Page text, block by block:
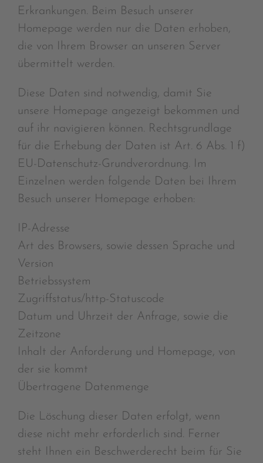
Erkrankungen. Beim Besuch unserer
Homepage werden nur die Daten erhoben,
die von Ihrem Browser an unseren Server
übermittelt werden.
Diese Daten sind notwendig, damit Sie
unsere Homepage angezeigt bekommen und
auf ihr navigieren können. Rechtsgrundlage
für die Erhebung der Daten ist Art. 6 Abs. 1 f)
EU-Datenschutz-Grundverordnung. Im
Einzelnen werden folgende Daten bei Ihrem
Besuch unserer Homepage erhoben:
IP-Adresse
Art des Browsers, sowie dessen Sprache und
Version
Betriebssystem
Zugriffstatus/http-Statuscode
Datum und Uhrzeit der Anfrage, sowie die
Zeitzone
Inhalt der Anforderung und Homepage, von
der sie kommt
Übertragene Datenmenge
Die Löschung dieser Daten erfolgt, wenn
diese nicht mehr erforderlich sind. Ferner
steht Ihnen ein Beschwerderecht beim für Sie